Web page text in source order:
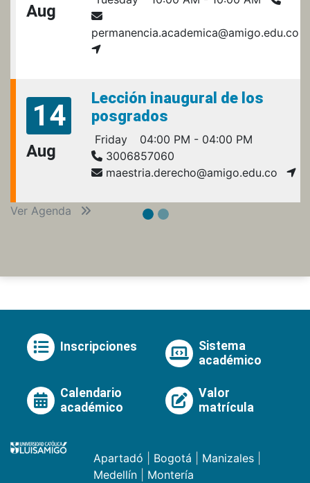
Aug
permanencia.academica@amigo.edu.co
14
Aug
Lección inaugural de los
posgrados
Friday
04:00 PM - 04:00 PM
3006857060
maestria.derecho@amigo.edu.co
Ver Agenda
Inscripciones
Sistema
académico
Calendario
académico
Valor
matrícula
Apartadó Bogotá Manizales
Medellín
Montería